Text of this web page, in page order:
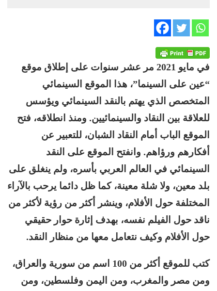
في مايو 2021 مر عشر سنوات على إطلاق موقع
“عين على السينما”، هذا الموقع السينمائي
المتخصص الذي يهتم بالنقد السينمائي ويؤسس
للعلاقة بين النقاد والسينمائيين. ومنذ انطلاقه، فتح
الموقع الباب أمام النقاد الشبان، للتعبير عن
أفكارهم ورؤاهم. وانفتح الموقع على النقد
السينمائي في العالم العربي بأسره، ولم ينغلق على
بلد معين، ولا شلة معينة، كما ظل دائما يرحب بالآراء
المختلفة حول الأفلام، وينشر أكثر من رؤية لأكثر من
ناقد حول الفيلم نفسه، بهدف إثارة حوار حقيقي
حول الأفلام وكيف نتعامل معها من منظار النقد.
كتب للموقع أكثر من 100 اسم من سورية والعراق،
ومن مصر والمغرب، ومن اليمن وفلسطين، ومن